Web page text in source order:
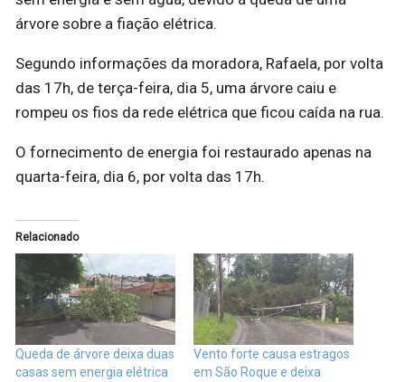
árvore sobre a fiação elétrica.
Segundo informações da moradora, Rafaela, por volta
das 17h, de terça-feira, dia 5, uma árvore caiu e
rompeu os fios da rede elétrica que ficou caída na rua.
O fornecimento de energia foi restaurado apenas na
quarta-feira, dia 6, por volta das 17h.
Relacionado
Queda de árvore deixa duas
casas sem energia elétrica
Vento forte causa estragos
em São Roque e deixa